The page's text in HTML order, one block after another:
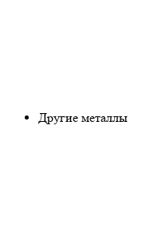
Другие металлы